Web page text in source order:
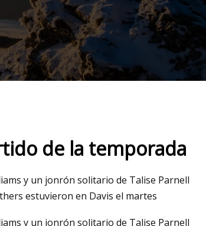
de la temporada
y un jonrón solitario de Talise Parnell
estuvieron en Davis el martes
y un jonrón solitario de Talise Parnell